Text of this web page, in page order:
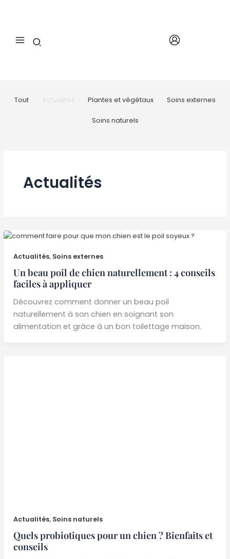
Tout Actualités Plantes et végétaux Soins externes
Soins naturels
Actualités
Actualités, Soins externes
Un beau poil de chien naturellement : 4 conseils
faciles à appliquer
Découvrez comment donner un beau poil
naturellement à son chien en soignant son
alimentation et grâce à un bon toilettage maison.
Actualités, Soins naturels
Quels probiotiques pour un chien ? Bienfaits et
conseils